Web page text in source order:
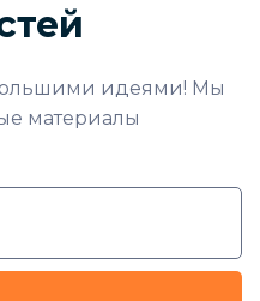
идеями! Мы
материалы